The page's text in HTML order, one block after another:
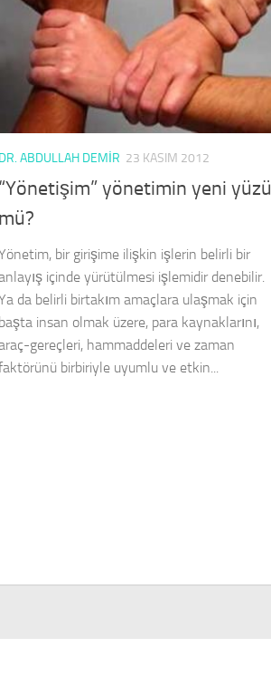
DR. ABDULLAH DEMIR 23 KASIM 2012
“Yönetişim” yönetimin yeni yüzü
mü?
bir girişime ilişkin işlerin belirli bir
içinde yürütülmesi işlemidir denebilir.
da belirli birtakım amaçlara ulaşmak için
başta insan olmak üzere, para kaynaklarını,
gereçleri, hammaddeleri ve zaman
birbiriyle uyumlu ve etkin...